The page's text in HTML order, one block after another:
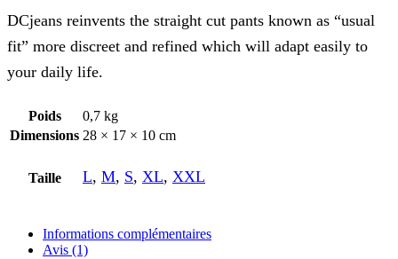
DCjeans reinvents the straight cut pants known as “usual
fit” more discreet and refined which will adapt easily to
your daily life.
Poids
0,7 kg
Dimensions 28 × 17 × 10 cm
Taille L, M, S, XL, XXL
Informations complémentaires
Avis (1)